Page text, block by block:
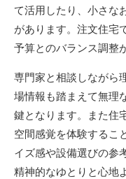
て活用したり、小さな
があります。注文住宅
予算とのバランス調整
専門家と相談しながら
場情報も踏まえて無理
鍵となります。また住
空間感覚を体験するこ
イズ感や設備選びの参
精神的なゆとりと心地